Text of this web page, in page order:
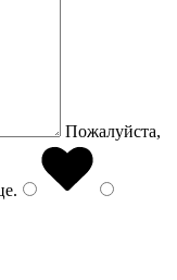
Пожалуйста,
.